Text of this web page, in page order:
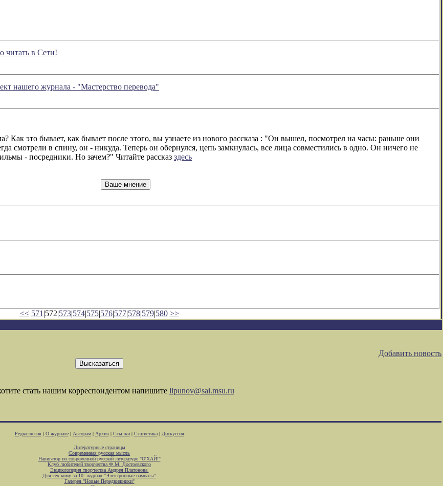
читать в Сети!
нашего журнала - "Мастерство перевода"
Как это бывает, как бывает после этого, вы узнаете из нового рассказа : "Он вышел, посмотрел на часы: раньше они
смотрели в спину, он - никуда. Теперь он обернулся, цепь замкнулась, все лица совместились в одно. Он ничего не
- посредники. Но зачем?" Читайте рассказ здесь
<< 571 |572|573|574|575|576|577|578|579|580 >>
Добавить новость
стать нашим корреспондентом напишите lipunov@sai.msu.ru
Редколлегия| О журнале| Авторам| Архив| Ссылки| Статистика| Дискуссия
Литературные страницы
Современная русская мысль
Навигатор по современной русской литературе "О'ХАЙ!"
Клуб любителей творчества Ф.М. Достоевского
Энциклопедия творчества Андрея Платонова
Для тех кому за 10: журнал "Электронные пампасы"
Галерея "Новые Передвижники"